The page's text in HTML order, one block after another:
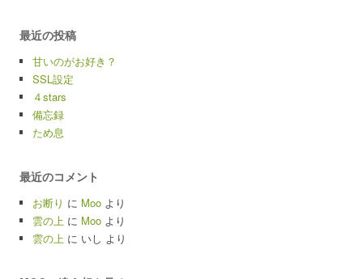
最近の投稿
甘いのがお好き？
SSL設定
４stars
備忘録
ため息
最近のコメント
お断り に Moo より
雲の上 に Moo より
雲の上 に いし より